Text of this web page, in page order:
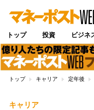
トップ 投資 ビジネ
トップ キャリア 定年後
キャリア